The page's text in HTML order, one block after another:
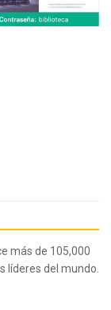
más de 105,000
líderes del mundo.